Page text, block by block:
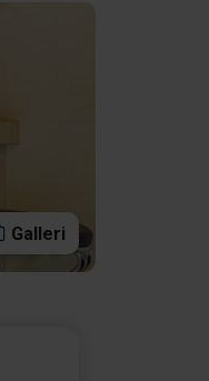
Galleri